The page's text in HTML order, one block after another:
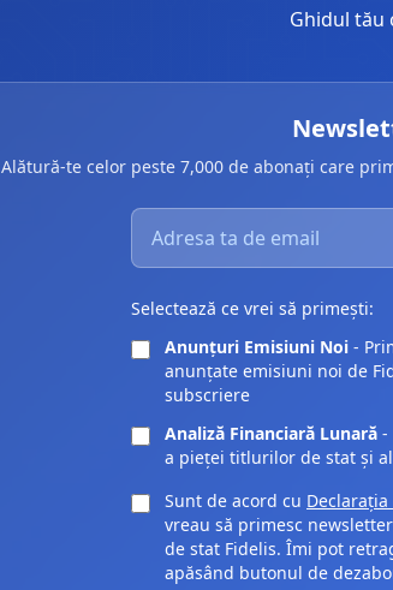
Ghidul tău
Alătură-te celor peste 7,000 de abonați care
Introdu adresa ta de email
Selectează ce vrei să primești:
Anunțuri Emisiuni Noi -
anunțate emisiuni noi de
subscriere
Analiză Financiară Lunară -
a pieței titlurilor de stat și
Sunt de acord cu
vreau să primesc
de stat Fidelis. Îmi pot
apăsând butonul de